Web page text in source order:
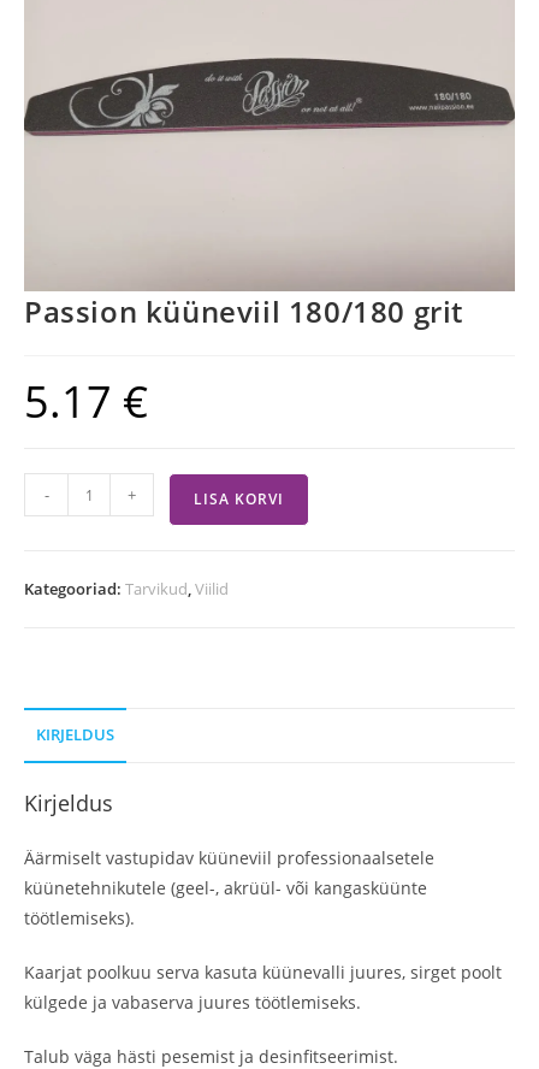
Passion küüneviil 180/180 grit
5.17 €
- + LISA KORVI
Kategooriad: Tarvikud,Viilid
KIRJELDUS
Kirjeldus
Äärmiselt vastupidav küüneviil professionaalsetele
küünetehnikutele (geel-, akrüül- või kangasküünte
töötlemiseks).
Kaarjat poolkuu serva kasuta küünevalli juures, sirget poolt
külgede ja vabaserva juures töötlemiseks.
Talub väga hästi pesemist ja desinfitseerimist.